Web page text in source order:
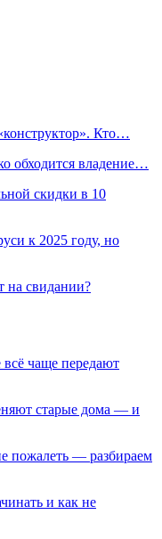
Кто…
обходится владение…
скидки в 10
к 2025 году, но
на свидании?
чаще передают
старые дома — и
пожалеть — разбираем
и как не